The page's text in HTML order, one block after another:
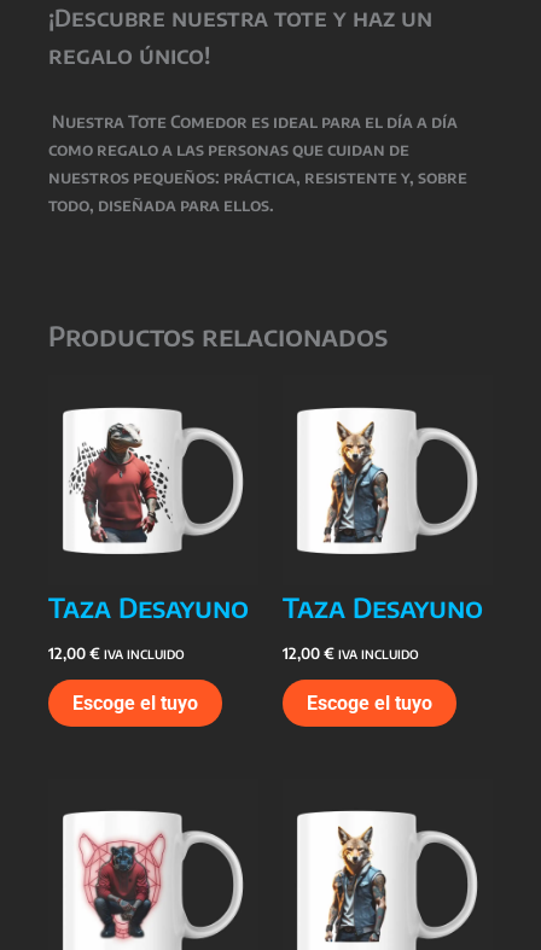
¡Descubre nuestra tote y haz un
regalo único!
Nuestra Tote Comedor es ideal para el día a día
como regalo a las personas que cuidan de
nuestros pequeños: práctica, resistente y, sobre
todo, diseñada para ellos.
Productos relacionados
Taza Desayuno
12,00€ IVA INCLUIDO
Escoge el tuyo
Taza Desayuno
12,00€ IVA INCLUIDO
Escoge el tuyo